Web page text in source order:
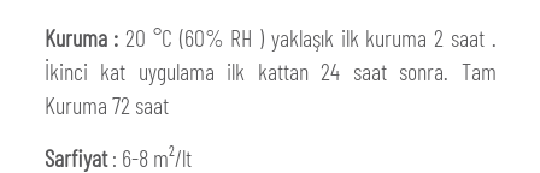
Kuruma : 20 °C (60% RH ) yaklaşık ilk kuruma 2 saat .
İkinci kat uygulama ilk kattan 24 saat sonra. Tam
Kuruma 72 saat
Sarfiyat: 6-8 m²/lt